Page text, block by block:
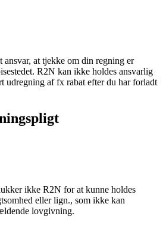
ansvar, at tjekke om din regning er
R2N kan ikke holdes ansvarlig
udregning af fx rabat efter du har forladt
ikke R2N for at kunne holdes
eller lign., som ikke kan
lovgivning.